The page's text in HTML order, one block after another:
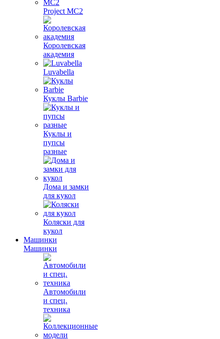
Project MС2
Королевская
академия
Luvabella
Куклы Barbie
Куклы и
пупсы
разные
Дома и замки
для кукол
Коляски для
кукол
Машинки
Машинки
Автомобили
и спец.
техника